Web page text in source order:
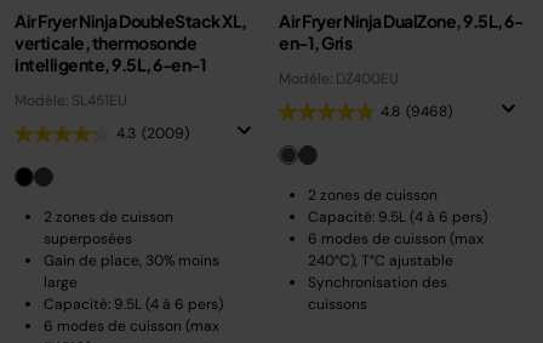
Air Fryer Ninja DoubleStack XL,
verticale, thermosonde
intelligente, 9.5L, 6-en-1
Modèle: SL451EU
4.3 (2009)
2 zones de cuisson
superposées
Gain de place, 30% moins
large
Capacité: 9.5L (4 à 6 pers)
6 modes de cuisson (max
Air Fryer Ninja DualZone, 9.5L, 6-
en-1, Gris
Modèle: DZ400EU
4.8 (9468)
2 zones de cuisson
Capacité: 9.5L (4 à 6 pers)
6 modes de cuisson (max
240°C), T°C ajustable
Synchronisation des
cuissons